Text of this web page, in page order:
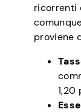
ricorrenti
proviene
1,20